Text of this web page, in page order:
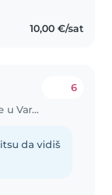
10,00 €/sat
Posao čuvanja djece u Varaždin
6
da vidiš